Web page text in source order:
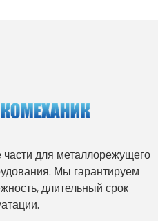
для металлорежущего
Мы гарантируем
длительный срок